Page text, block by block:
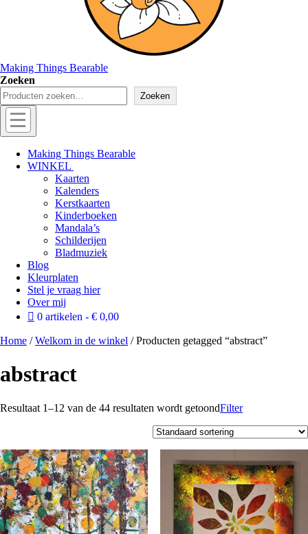
Making Things Bearable
Zoeken
Zoeken
Menu
Off
canvas
Making Things Bearable
WINKEL
Kaarten
Kalenders
Kerstkaarten
Kinderboeken
Mandala’s
Schilderijen
Bladmuziek
Blog
Kleurplaten
Stel je vraag hier
Over mij
0 artikelen
€ 0,00
Home /Welkom in de winkel / Producten getagged “abstract”
abstract
Filter
Resultaat 1–12 van de 44 resultaten wordt getoond